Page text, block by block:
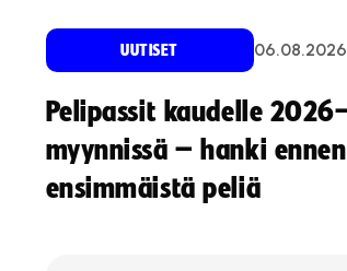
UUTISET 06.08.2026
Pelipassit kaudelle
myynnissä – hanki ennen
ensimmäistä peliä